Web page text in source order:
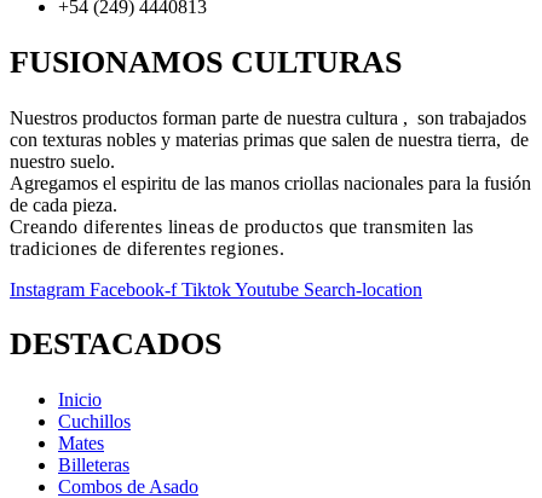
+54 (249) 4440813
FUSIONAMOS CULTURAS
Nuestros productos forman parte de nuestra cultura , son trabajados
con texturas nobles y materias primas que salen de nuestra tierra, de
nuestro suelo.
Agregamos el espiritu de las manos criollas nacionales para la fusión
de cada pieza.
Creando diferentes lineas de productos que transmiten las
tradiciones de diferentes regiones.
Instagram Facebook-f TiktokYoutube Search-location
DESTACADOS
Inicio
Cuchillos
Mates
Billeteras
Combos de Asado